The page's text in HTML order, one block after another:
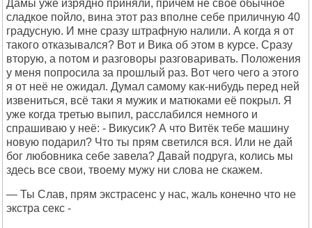
Дамы уже изрядно приняли, причем не своё обычное
сладкое пойло, вина этот раз вполне себе приличную 40
градусную. И мне сразу штрафную налили. А когда я от
такого отказывался? Вот и Вика об этом в курсе. Сразу
вторую, а потом и разговоры разговаривать. Положения
у меня попросила за прошлый раз. Вот чего чего а этого
я от неё не ожидал. Думал самому как-нибудь перед ней
извениться, всё таки я мужик и матюками её покрыл. Я
уже когда третью выпил, расслабился немного и
спрашиваю у неё: - Викусик? А что Витёк тебе машину
новую подарил? Что ты прям светился вся. Или не дай
бог любовника себе завела? Давай подруга, колись мы
здесь все свои, твоему мужу ни слова не скажем.
— Ты Слав, прям экстрасенс у нас, жаль конечно что не
экстра секс -